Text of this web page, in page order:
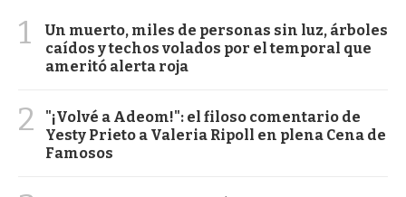
1
Un muerto, miles de personas sin luz, árboles
caídos y techos volados por el temporal que
ameritó alerta roja
2
"¡Volvé a Adeom!": el filoso comentario de
Yesty Prieto a Valeria Ripoll en plena Cena de
Famosos